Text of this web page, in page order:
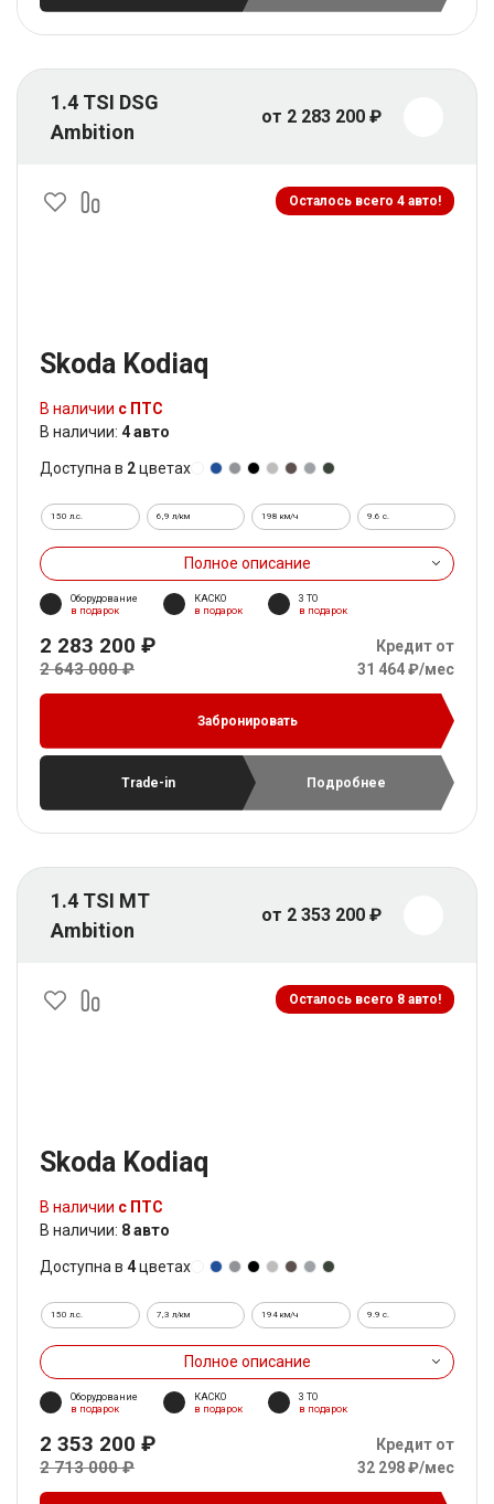
1.4 TSI DSG
Ambition
от 2 283 200 ₽
Осталось всего 4 авто!
Skoda Kodiaq
В наличии с ПТС
В наличии: 4 авто
Доступна в 2цветах
150 л.с. 6,9 л/км 198 км/ч 9.6 c.
Полное описание
Оборудование
в подарок
КАСКО
в подарок
3 ТО
в подарок
2 283 200 ₽
2 643 000 ₽
Кредит от
31 464 ₽/мес
Забронировать
Trade-in Подробнее
1.4 TSI MT
Ambition
от 2 353 200 ₽
Осталось всего 8 авто!
Skoda Kodiaq
В наличии с ПТС
В наличии: 8 авто
Доступна в 4цветах
150 л.с. 7,3 л/км 194 км/ч 9.9 c.
Полное описание
Оборудование
в подарок
КАСКО
в подарок
3 ТО
в подарок
2 353 200 ₽
2 713 000 ₽
Кредит от
32 298 ₽/мес